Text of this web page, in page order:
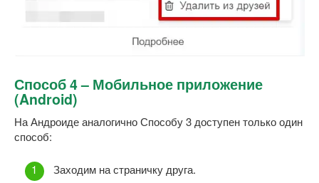
Способ 4 – Мобильное приложение
(Android)
На Андроиде аналогично Способу 3 доступен только один
способ:
Заходим на страничку друга.